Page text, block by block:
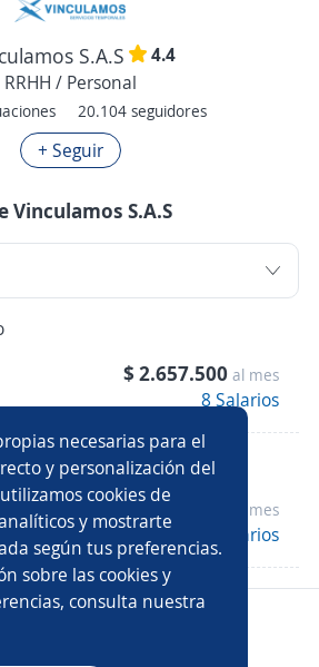
necesarias para el
y personalización del
cookies de
y mostrarte
según tus preferencias.
sobre las cookies y
consulta nuestra
S.A.S
4.4
RRHH / Personal
20.104 seguidores
+ Seguir
Vinculamos S.A.S
$ 2.657.500 al mes
8 Salarios
$ 2.375.000 al mes
8 Salarios
2014 - 2026 DGNET LTD.
legal